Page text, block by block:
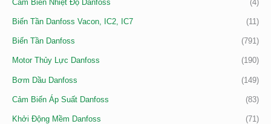
Cảm Biến Nhiệt Độ Danfoss (4)
Biến Tần Danfoss Vacon, IC2, IC7 (11)
Biến Tần Danfoss (791)
Motor Thủy Lực Danfoss (190)
Bơm Dầu Danfoss (149)
Cảm Biến Áp Suất Danfoss (83)
Khởi Động Mềm Danfoss (71)